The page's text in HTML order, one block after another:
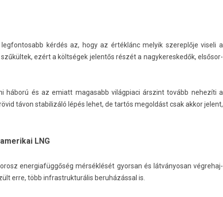
kérdés az, hogy az értéklánc melyik szerep­lője viseli a
ezért a költségek jelen­tős részét a nagykeres­kedők, el­sősor­
háború és az em­iatt magasabb világ­piaci árszint tovább nehezíti a
távon stabilizáló lépés lehet, de tartós megol­dást csak akkor jelent,
LNG
en­er­giafüg­gőség mérséklését gyor­san és lát­ványosan vég­rehaj­
erre, több in­frastruk­turális beruházással is.